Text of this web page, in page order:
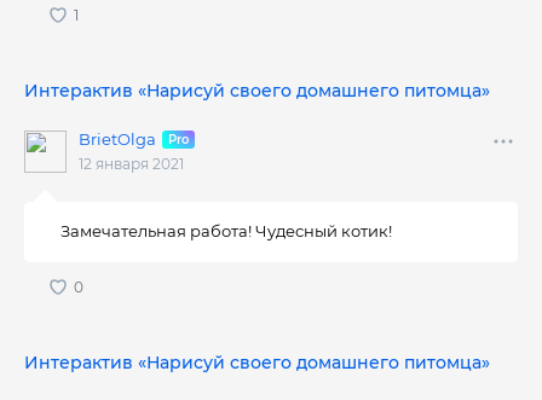
Интерактив «Нарисуй своего домашнего питомца»
BrietOlga
12 января 2021
Замечательная работа! Чудесный котик!
Интерактив «Нарисуй своего домашнего питомца»